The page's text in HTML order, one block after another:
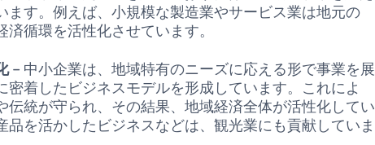
ます。例えば、小規模な製造業やサービス業は地元の
済循環を活性化させています。
– 中小企業は、地域特有のニーズに応える形で事業を展
密着したビジネスモデルを形成しています。これによ
伝統が守られ、その結果、地域経済全体が活性化してい
品を活かしたビジネスなどは、観光業にも貢献していま